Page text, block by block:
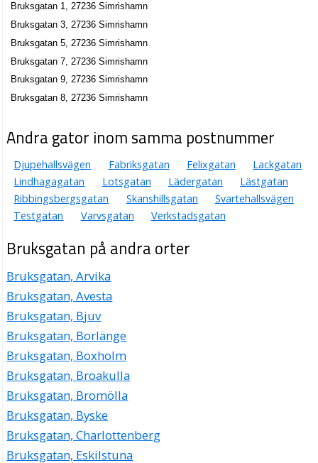
Bruksgatan 1, 27236 Simrishamn
Bruksgatan 3, 27236 Simrishamn
Bruksgatan 5, 27236 Simrishamn
Bruksgatan 7, 27236 Simrishamn
Bruksgatan 9, 27236 Simrishamn
Bruksgatan 8, 27236 Simrishamn
Andra gator inom samma postnummer
Djupehallsvägen Fabriksgatan Felixgatan
Lackgatan
Lindhagagatan
Lotsgatan Lädergatan
Lästgatan
Ribbingsbergsgatan
Skanshillsgatan
Svartehallsvägen
Testgatan
Varvsgatan Verkstadsgatan
Bruksgatan på andra orter
Bruksgatan, Arvika
Bruksgatan, Avesta
Bruksgatan, Bjuv
Bruksgatan, Borlänge
Bruksgatan, Boxholm
Bruksgatan, Broakulla
Bruksgatan, Bromölla
Bruksgatan, Byske
Bruksgatan, Charlottenberg
Bruksgatan, Eskilstuna